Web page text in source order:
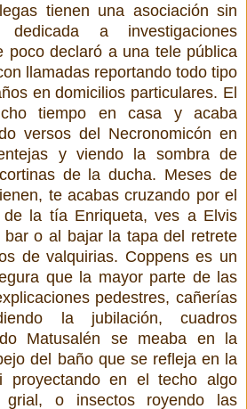
tienen una asociación sin
a investigaciones
poco declaró a una tele pública
llamadas reportando todo tipo
en domicilios particulares. El
tiempo en casa y acaba
versos del Necronomicón en
y viendo la sombra de
de la ducha. Meses de
te acabas cruzando por el
de la tía Enriqueta, ves a Elvis
bar o al bajar la tapa del retrete
de valquirias. Coppens es un
que la mayor parte de las
pedestres, cañerías
la jubilación, cuadros
Matusalén se meaba en la
del baño que se refleja en la
proyectando en el techo algo
grial, o insectos royendo las